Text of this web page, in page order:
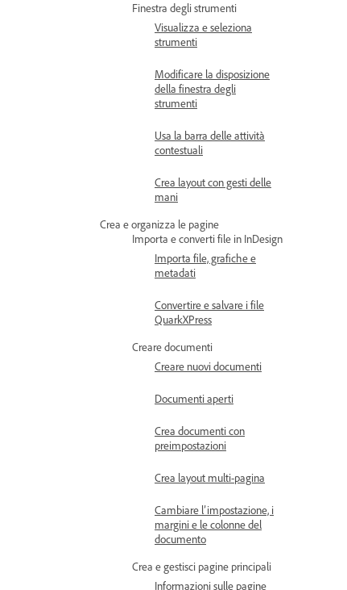
Finestra degli strumenti
Visualizza e seleziona
strumenti
Modificare la disposizione
della finestra degli
strumenti
Usa la barra delle attività
contestuali
Crea layout con gesti delle
mani
Crea e organizza le pagine
Importa e converti file in InDesign
Importa file, grafiche e
metadati
Convertire e salvare i file
QuarkXPress
Creare documenti
Creare nuovi documenti
Documenti aperti
Crea documenti con
preimpostazioni
Crea layout multi-pagina
Cambiare l’impostazione, i
margini e le colonne del
documento
Crea e gestisci pagine principali
Informazioni sulle pagine